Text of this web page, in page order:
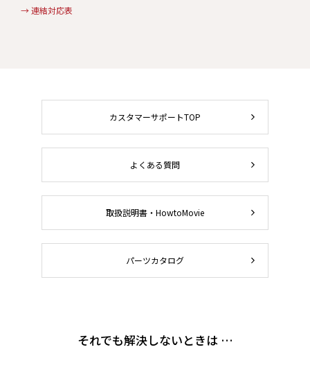
→ 連結対応表
カスタマーサポートTOP
よくある質問
取扱説明書・HowtoMovie
パーツカタログ
それでも解決しないときは …